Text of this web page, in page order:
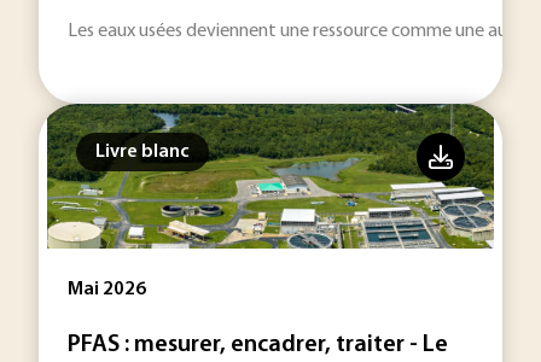
Les eaux usées deviennent une ressource comme une autre
Livre blanc
Mai 2026
PFAS : mesurer, encadrer, traiter - Le